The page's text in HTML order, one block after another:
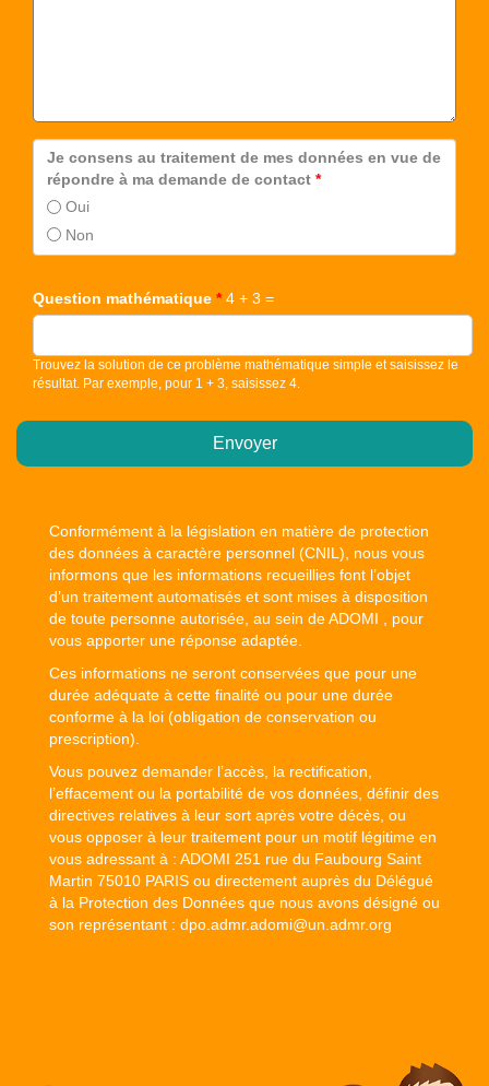
Je consens au traitement de mes données en vue de
répondre à ma demande de contact *
Oui
Non
Question mathématique * 4 + 3 =
Trouvez la solution de ce problème mathématique simple et saisissez le
résultat. Par exemple, pour 1 + 3, saisissez 4.
Conformément à la législation en matière de protection
des données à caractère personnel (CNIL), nous vous
informons que les informations recueillies font l’objet
d’un traitement automatisés et sont mises à disposition
de toute personne autorisée, au sein de ADOMI , pour
vous apporter une réponse adaptée.
Ces informations ne seront conservées que pour une
durée adéquate à cette finalité ou pour une durée
conforme à la loi (obligation de conservation ou
prescription).
Vous pouvez demander l’accès, la rectification,
l’effacement ou la portabilité de vos données, définir des
directives relatives à leur sort après votre décès, ou
vous opposer à leur traitement pour un motif légitime en
vous adressant à : ADOMI 251 rue du Faubourg Saint
Martin 75010 PARIS ou directement auprès du Délégué
à la Protection des Données que nous avons désigné ou
son représentant : dpo.admr.adomi@un.admr.org